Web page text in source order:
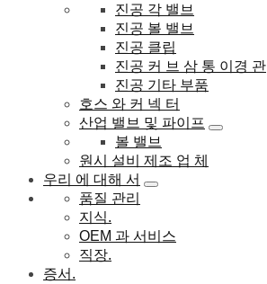
진공 각 밸브
진공 볼 밸브
진공 클립
진공 커 브 삼 통 이경 관
진공 기타 부품
호스 와 커 넥 터
산업 밸브 및 파이프
볼 밸브
원시 설비 제조 업 체
우리 에 대해 서
품질 관리
지식.
OEM 과 서비스
직장.
증서.